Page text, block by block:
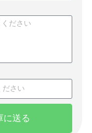
に送る